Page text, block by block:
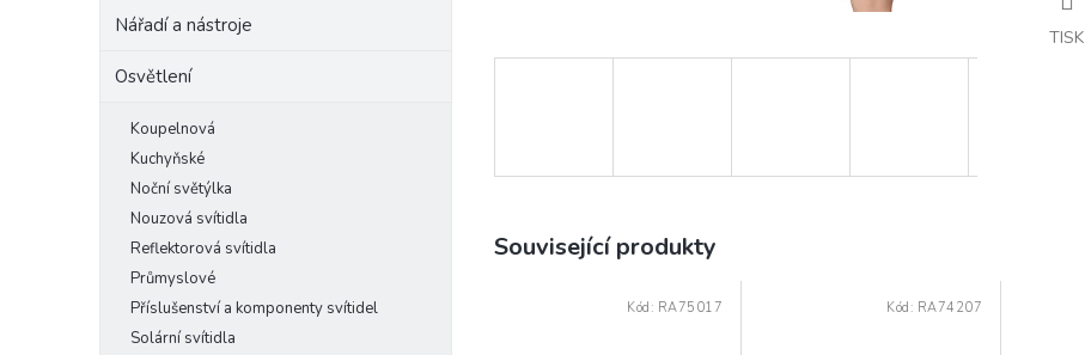
Nářadí a nástroje
Osvětlení
Koupelnová
Kuchyňské
Noční světýlka
Nouzová svítidla
Reflektorová svítidla
Průmyslové
Příslušenství a komponenty svítidel
Solární svítidla
TISK
Související produkty
Kód: RA75017 Kód: RA74207